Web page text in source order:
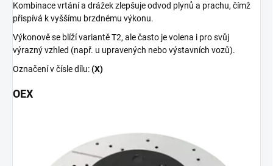
Kombinace vrtání a drážek zlepšuje odvod plynů a prachu, čímž
přispívá k vyššímu brzdnému výkonu.
Výkonově se blíží variantě T2, ale často je volena i pro svůj
výrazný vzhled (např. u upravených nebo výstavních vozů).
Označení v čísle dílu:(X)
OEX